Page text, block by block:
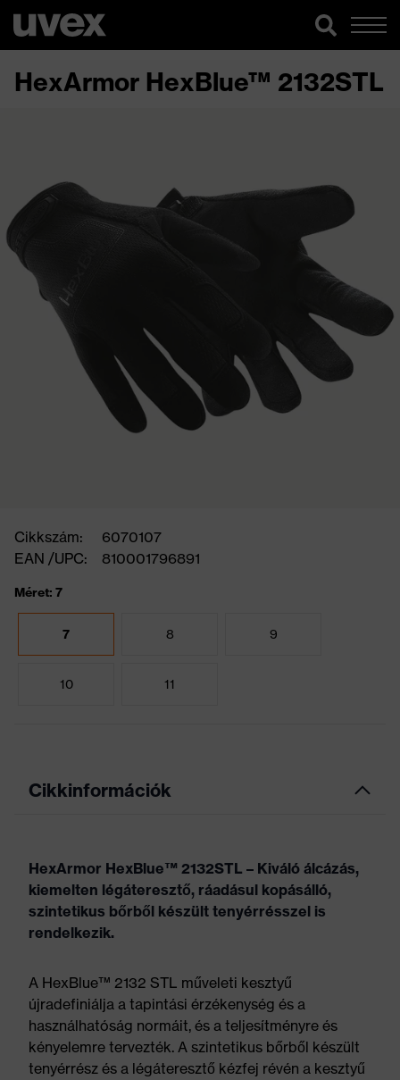
HexArmor HexBlue™ 2132STL
Cikkszám:
6070107
EAN /UPC:
810001796891
Méret: 7
7 8 9
10 11
Cikkinformációk
HexArmor HexBlue™ 2132STL – Kiváló álcázás,
kiemelten légáteresztő, ráadásul kopásálló,
szintetikus bőrből készült tenyérrésszel is
rendelkezik.
A HexBlue™ 2132 STL műveleti kesztyű
újradefiniálja a tapintási érzékenység és a
használhatóság normáit, és a teljesítményre és
kényelemre tervezték. A szintetikus bőrből készült
tenyérrész és a légáteresztő kézfej révén a kesztyű